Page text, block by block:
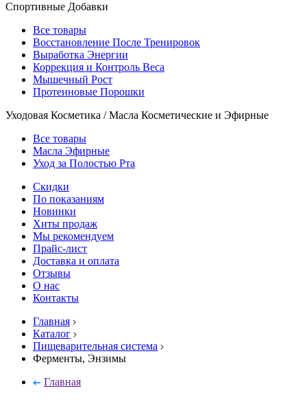
Спортивные Добавки
Все товары
Восстановление После Тренировок
Выработка Энергии
Коррекция и Контроль Веса
Мышечный Рост
Протеиновые Порошки
Уходовая Косметика / Масла Косметические и Эфирные
Все товары
Масла Эфирные
Уход за Полостью Рта
Скидки
По показаниям
Новинки
Хиты продаж
Мы рекомендуем
Прайс-лист
Доставка и оплата
Отзывы
О нас
Контакты
Главная
Каталог
Пищеварительная система
Ферменты, Энзимы
Главная